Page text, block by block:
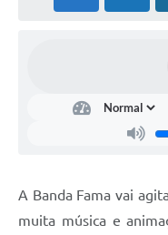
A Banda Fama vai
muita música e